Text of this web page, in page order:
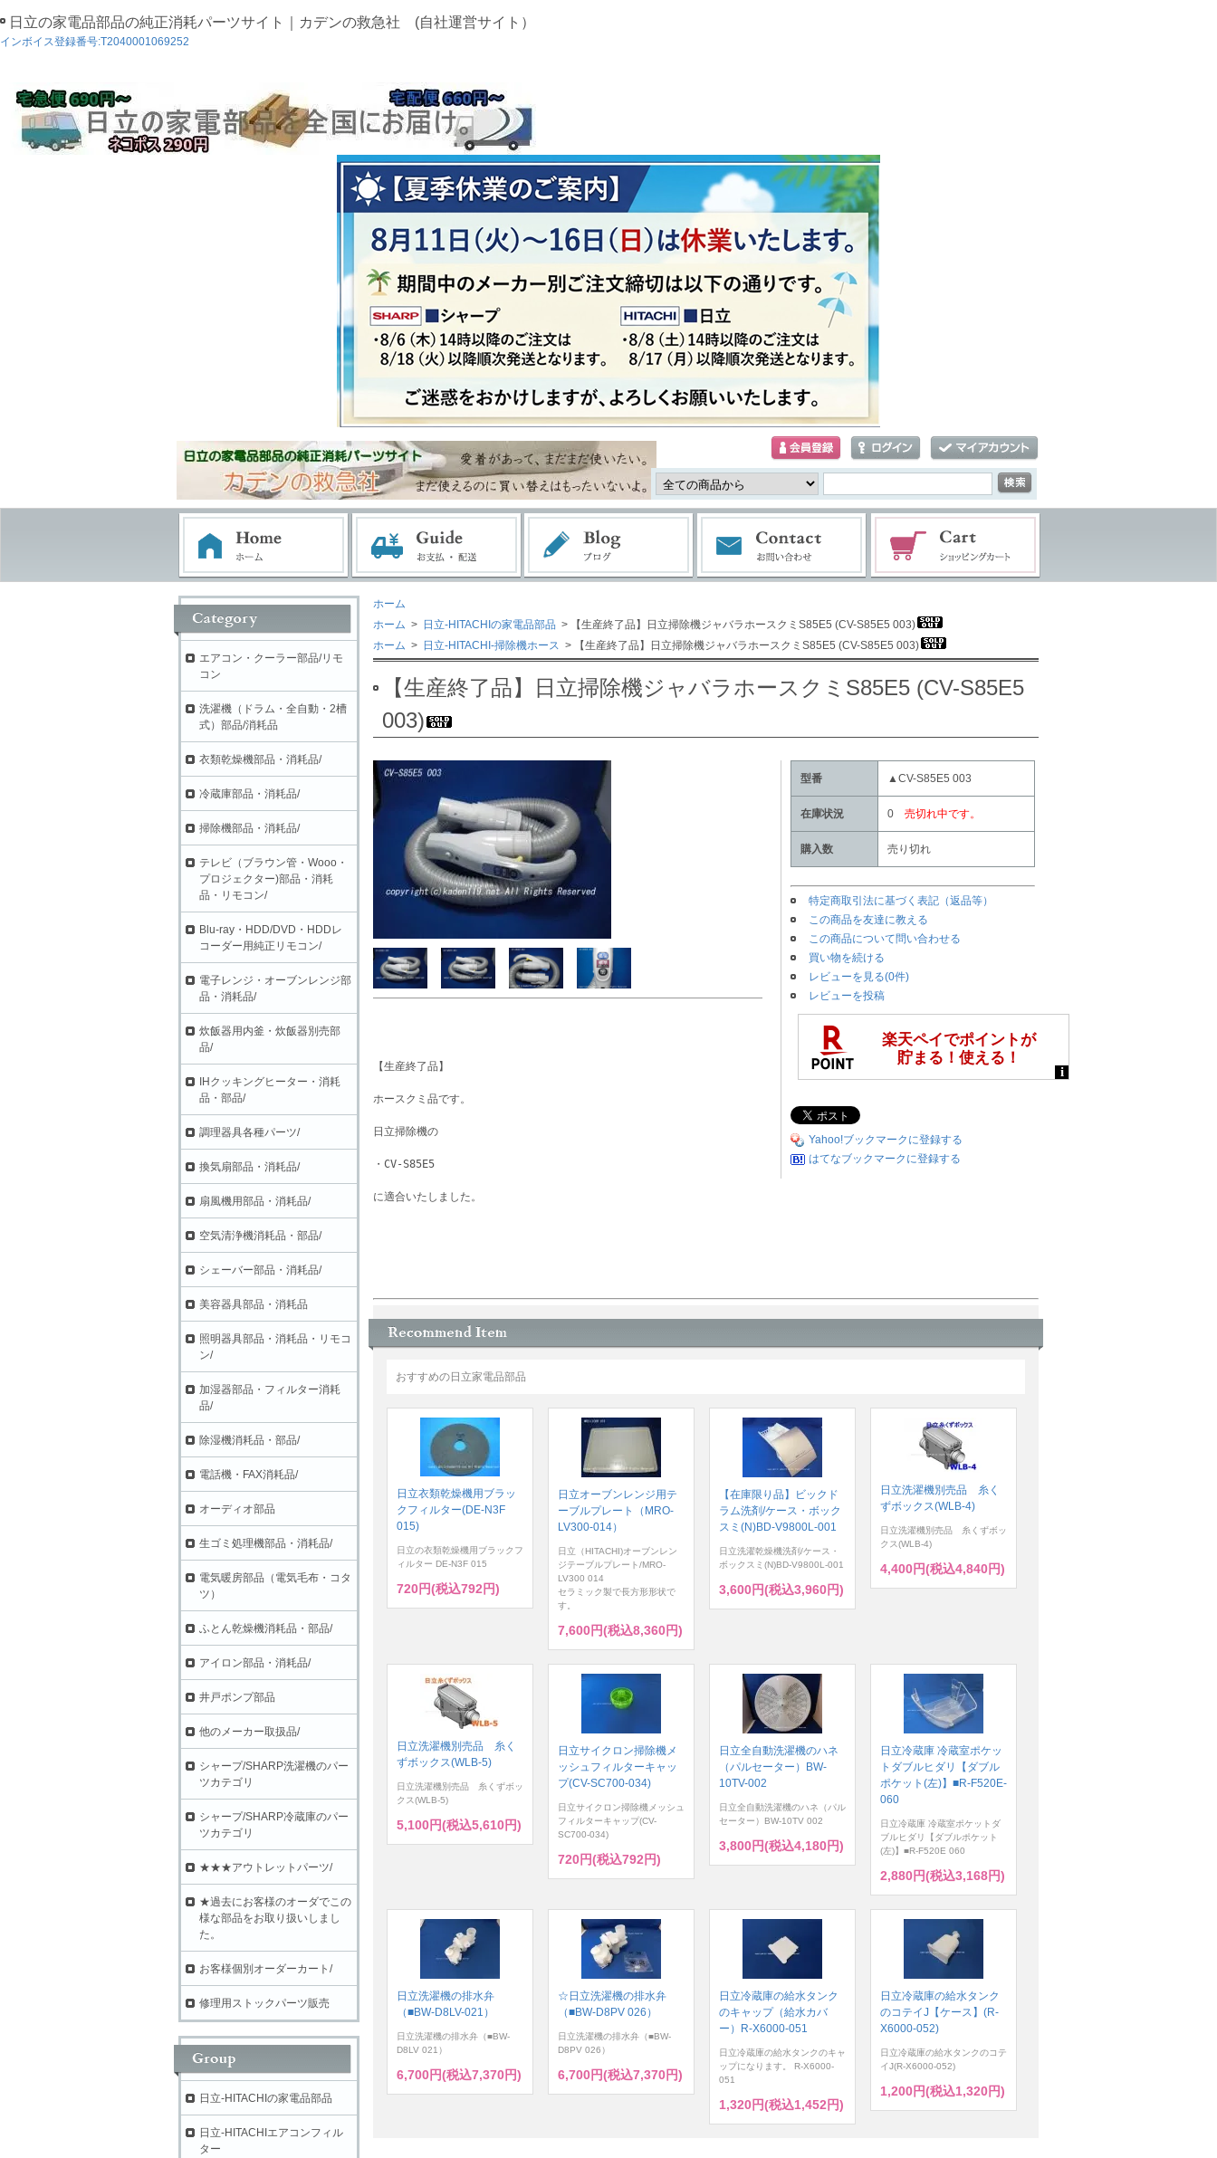
日立の家電品部品の純正消耗パーツサイト｜カデンの救急社 (自社運営サイト）
インボイス登録番号:T2040001069252
ホーム
ホーム > 日立-HITACHIの家電品部品 > 【生産終了品】日立掃除機ジャバラホースクミS85E5 (CV-S85E5 003)
ホーム > 日立-HITACHI-掃除機ホース > 【生産終了品】日立掃除機ジャバラホースクミS85E5 (CV-S85E5 003)
【生産終了品】日立掃除機ジャバラホースクミS85E5 (CV-S85E5
003)
【生産終了品】
ホースクミ品です。
日立掃除機の
・CV-S85E5
に適合いたしました。
型番 ▲CV-S85E5 003
在庫状況 0 売切れ中です。
購入数 売り切れ
特定商取引法に基づく表記（返品等）
この商品を友達に教える
この商品について問い合わせる
買い物を続ける
レビューを見る(0件)
レビューを投稿
Yahoo!ブックマークに登録する
はてなブックマークに登録する
おすすめの日立家電品部品
日立衣類乾燥機用ブラッ
クフィルター(DE-N3F
015)
日立の衣類乾燥機用ブラックフ
ィルター DE-N3F 015
720円(税込792円)
日立オーブンレンジ用テ
ーブルプレート（MRO-
LV300-014）
日立（HITACHI)オーブンレン
ジテーブルプレート/MRO-
LV300 014
セラミック製で長方形形状で
す。
7,600円(税込8,360円)
【在庫限り品】ビックド
ラム洗剤/ケース・ボック
スミ(N)BD-V9800L-001
日立洗濯乾燥機洗剤/ケース・
ボックスミ(N)BD-V9800L-001
3,600円(税込3,960円)
日立洗濯機別売品 糸く
ずボックス(WLB-4)
日立洗濯機別売品 糸くずボッ
クス(WLB-4)
4,400円(税込4,840円)
日立洗濯機別売品 糸く
ずボックス(WLB-5)
日立洗濯機別売品 糸くずボッ
クス(WLB-5)
5,100円(税込5,610円)
日立サイクロン掃除機メ
ッシュフィルターキャッ
プ(CV-SC700-034)
日立サイクロン掃除機メッシュ
フィルターキャップ(CV-
SC700-034)
720円(税込792円)
日立全自動洗濯機のハネ
（パルセーター）BW-
10TV-002
日立全自動洗濯機のハネ（パル
セーター）BW-10TV 002
3,800円(税込4,180円)
日立冷蔵庫 冷蔵室ポケッ
トダブルヒダリ【ダブル
ポケット(左)】■R-F520E-
060
日立冷蔵庫 冷蔵室ポケットダ
ブルヒダリ【ダブルポケット
(左)】■R-F520E 060
2,880円(税込3,168円)
日立洗濯機の排水弁
（■BW-D8LV-021）
日立洗濯機の排水弁（■BW-
D8LV 021）
6,700円(税込7,370円)
☆日立洗濯機の排水弁
（■BW-D8PV 026）
日立洗濯機の排水弁（■BW-
D8PV 026）
6,700円(税込7,370円)
日立冷蔵庫の給水タンク
のキャップ（給水カバ
ー）R-X6000-051
日立冷蔵庫の給水タンクのキャ
ップになります。 R-X6000-
051
1,320円(税込1,452円)
日立冷蔵庫の給水タンク
のコテイJ【ケース】(R-
X6000-052)
日立冷蔵庫の給水タンクのコテ
イJ(R-X6000-052)
1,200円(税込1,320円)
エアコン・クーラー部品/リモ
コン
洗濯機（ドラム・全自動・2槽
式）部品/消耗品
衣類乾燥機部品・消耗品/
冷蔵庫部品・消耗品/
掃除機部品・消耗品/
テレビ（ブラウン管・Wooo・
プロジェクター)部品・消耗
品・リモコン/
Blu-ray・HDD/DVD・HDDレ
コーダー用純正リモコン/
電子レンジ・オーブンレンジ部
品・消耗品/
炊飯器用内釜・炊飯器別売部
品/
IHクッキングヒーター・消耗
品・部品/
調理器具各種パーツ/
換気扇部品・消耗品/
扇風機用部品・消耗品/
空気清浄機消耗品・部品/
シェーバー部品・消耗品/
美容器具部品・消耗品
照明器具部品・消耗品・リモコ
ン/
加湿器部品・フィルター消耗
品/
除湿機消耗品・部品/
電話機・FAX消耗品/
オーディオ部品
生ゴミ処理機部品・消耗品/
電気暖房部品（電気毛布・コタ
ツ）
ふとん乾燥機消耗品・部品/
アイロン部品・消耗品/
井戸ポンプ部品
他のメーカー取扱品/
シャープ/SHARP洗濯機のパー
ツカテゴリ
シャープ/SHARP冷蔵庫のパー
ツカテゴリ
★★★アウトレットパーツ/
★過去にお客様のオーダでこの
様な部品をお取り扱いしまし
た。
お客様個別オーダーカート/
修理用ストックパーツ販売
日立-HITACHIの家電品部品
日立-HITACHIエアコンフィル
ター